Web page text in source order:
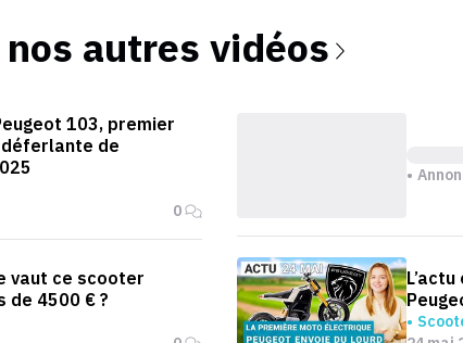
nos autres vidéos
103, premier
de
0
vaut ce scooter
de 4500 € ?